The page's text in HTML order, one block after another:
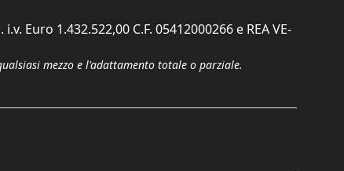
Euro 1.432.522,00 C.F. 05412000266 e REA VE-
mezzo e l'adattamento totale o parziale.